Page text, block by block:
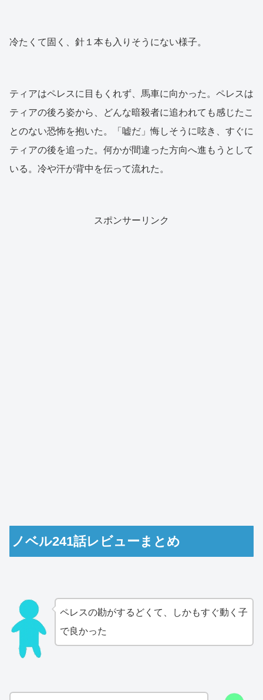
冷たくて固く、針１本も入りそうにない様子。
ティアはペレスに目もくれず、馬車に向かった。ペレスは
ティアの後ろ姿から、どんな暗殺者に追われても感じたこ
とのない恐怖を抱いた。「嘘だ」悔しそうに呟き、すぐに
ティアの後を追った。何かが間違った方向へ進もうとして
いる。冷や汗が背中を伝って流れた。
スポンサーリンク
ノベル241話レビューまとめ
ペレスの勘がするどくて、しかもすぐ動く子
で良かった